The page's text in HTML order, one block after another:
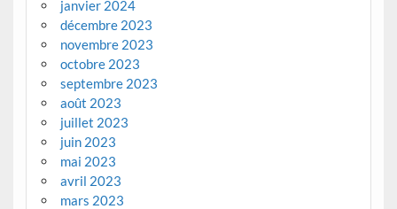
janvier 2024
décembre 2023
novembre 2023
octobre 2023
septembre 2023
août 2023
juillet 2023
juin 2023
mai 2023
avril 2023
mars 2023